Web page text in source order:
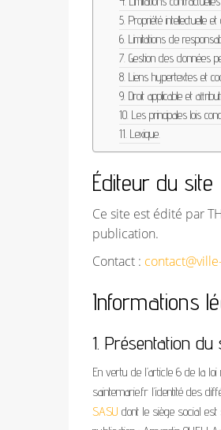
5. Propriété intellectuelle et
6. Limitations de
7. Gestion des données
8. Liens hypertextes et
9. Droit applicable et
10. Les principales lois
11. Lexique.
Éditeur du site
Ce site est édité par
publication.
Contact :
Informations
1. Présentation du
En vertu de l’article 6 de la
saintemarie.fr l’identité des
SASU dont le siège social